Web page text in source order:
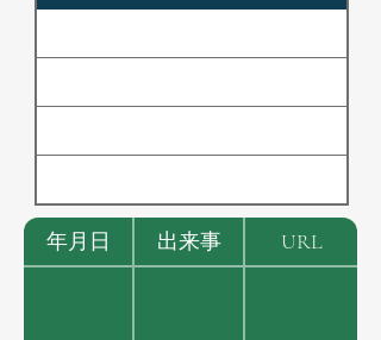
年月日 出来事 URL